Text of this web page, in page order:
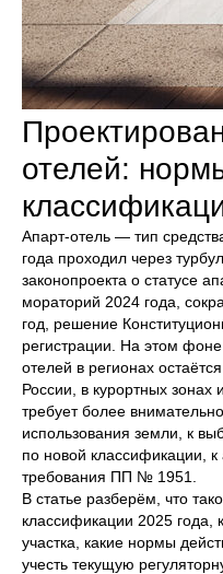
отелей:
Апарт-отель — тип
года проходил через
законопроекта о статусе
мораторий 2024 года,
год, решение
регистрации. На этом
отелей в регионах
России, в курортных
требует более
использования земли, к
по новой классификации,
требования ПП № 1951.
В статье разберём, что
классификации 2025 года,
участка, какие нормы
учесть текущую